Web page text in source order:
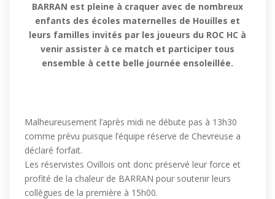
BARRAN est pleine à craquer avec de nombreux
enfants des écoles maternelles de Houilles et
leurs familles invités par les joueurs du ROC HC à
venir assister à ce match et participer tous
ensemble à cette belle journée ensoleillée.
Malheureusement l’après midi ne débute pas à 13h30
comme prévu puisque l’équipe réserve de Chevreuse a
déclaré forfait.
Les réservistes Ovillois ont donc préservé leur force et
profité de la chaleur de BARRAN pour soutenir leurs
collègues de la première à 15h00.